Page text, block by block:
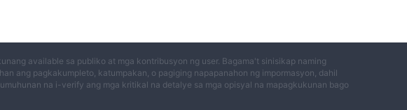
available sa publiko at mga kontribusyon ng user. Bagama't sinisikap naming
ang pagkakumpleto, katumpakan, o pagiging napapanahon ng impormasyon, dahil
na i-verify ang mga kritikal na detalye sa mga opisyal na mapagkukunan bago